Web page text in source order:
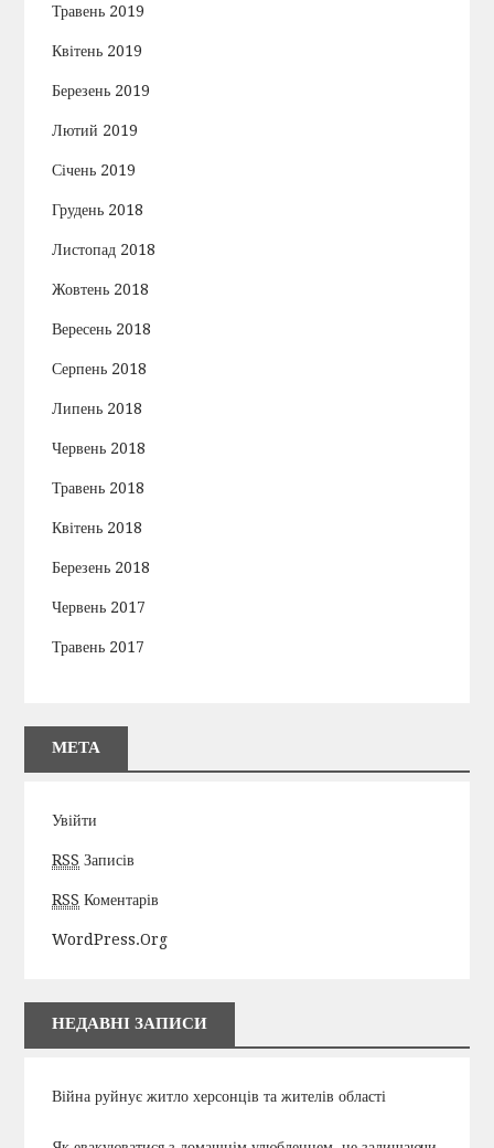
Травень 2019
Квітень 2019
Березень 2019
Лютий 2019
Січень 2019
Грудень 2018
Листопад 2018
Жовтень 2018
Вересень 2018
Серпень 2018
Липень 2018
Червень 2018
Травень 2018
Квітень 2018
Березень 2018
Червень 2017
Травень 2017
МЕТА
Увійти
RSS Записів
RSS Коментарів
WordPress.org
НЕДАВНІ ЗАПИСИ
Війна руйнує житло херсонців та жителів області